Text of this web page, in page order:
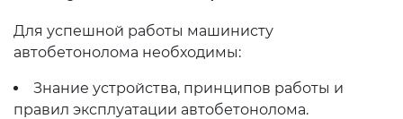
Для успешной работы машинисту
автобетонолома необходимы:
Знание устройства, принципов работы и
правил эксплуатации автобетонолома.